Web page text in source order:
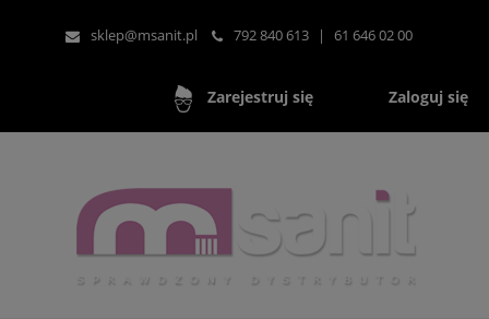
sklep@msanit.pl 792 840 613 | 61 646 02 00
Zarejestruj się Zaloguj się